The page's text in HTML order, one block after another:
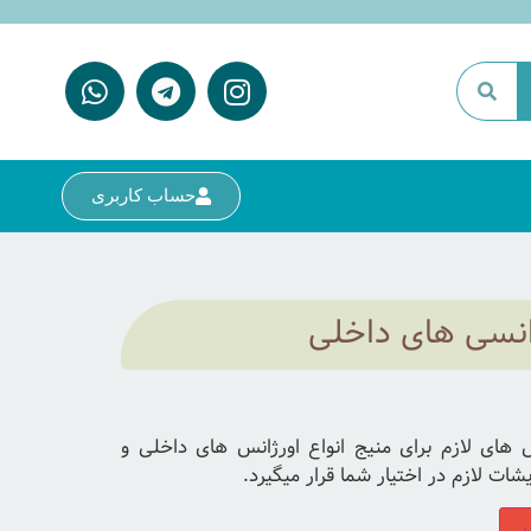
حساب کاربری
های داخلی
لازم برای منیج انواع اورژانس های داخلی و
لازم در اختیار شما قرار میگیرد.